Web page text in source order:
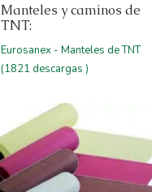
Manteles y caminos de
TNT:
Eurosanex - Manteles de TNT
(1821 descargas )